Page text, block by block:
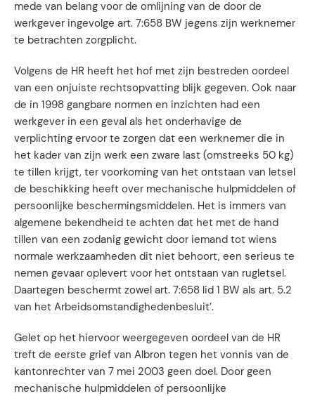
mede van belang voor de omlijning van de door de
werkgever ingevolge art. 7:658 BW jegens zijn werknemer
te betrachten zorgplicht.
Volgens de HR heeft het hof met zijn bestreden oordeel
van een onjuiste rechtsopvatting blijk gegeven. Ook naar
de in 1998 gangbare normen en inzichten had een
werkgever in een geval als het onderhavige de
verplichting ervoor te zorgen dat een werknemer die in
het kader van zijn werk een zware last (omstreeks 50 kg)
te tillen krijgt, ter voorkoming van het ontstaan van letsel
de beschikking heeft over mechanische hulpmiddelen of
persoonlijke beschermingsmiddelen. Het is immers van
algemene bekendheid te achten dat het met de hand
tillen van een zodanig gewicht door iemand tot wiens
normale werkzaamheden dit niet behoort, een serieus te
nemen gevaar oplevert voor het ontstaan van rugletsel.
Daartegen beschermt zowel art. 7:658 lid 1 BW als art. 5.2
van het Arbeidsomstandighedenbesluit’.
Gelet op het hiervoor weergegeven oordeel van de HR
treft de eerste grief van Albron tegen het vonnis van de
kantonrechter van 7 mei 2003 geen doel. Door geen
mechanische hulpmiddelen of persoonlijke